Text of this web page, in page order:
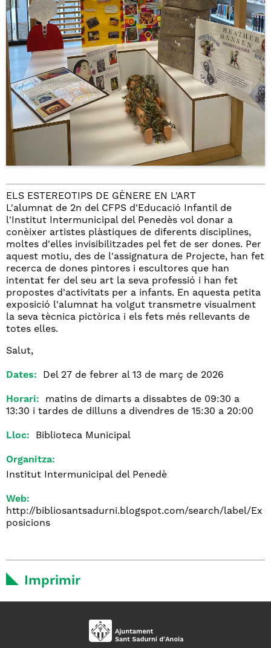
ELS ESTEREOTIPS DE GÈNERE EN L'ART
L'alumnat de 2n del CFPS d'Educació Infantil de
l'Institut Intermunicipal del Penedès vol donar a
conèixer artistes plàstiques de diferents disciplines,
moltes d'elles invisibilitzades pel fet de ser dones. Per
aquest motiu, des de l'assignatura de Projecte, han fet
recerca de dones pintores i escultores que han
intentat fer del seu art la seva professió i han fet
propostes d'activitats per a infants. En aquesta petita
exposició l'alumnat ha volgut transmetre visualment
la seva tècnica pictòrica i els fets més rellevants de
totes elles.
Salut,
Dates: Del 27 de febrer al 13 de març de 2026
Horari:
matins de dimarts a dissabtes de 09:30 a
13:30 i tardes de dilluns a divendres de 15:30 a 20:00
Lloc: Biblioteca Municipal
Organitza:
Institut Intermunicipal del Penedè
Web:
http://bibliosantsadurni.blogspot.com/search/label/Ex
posicions
Imprimir